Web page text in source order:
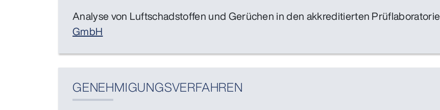
Analyse von Luftschadstoffen und Gerüchen in den akkreditierten
GmbH
GENEHMIGUNGSVERFAHREN